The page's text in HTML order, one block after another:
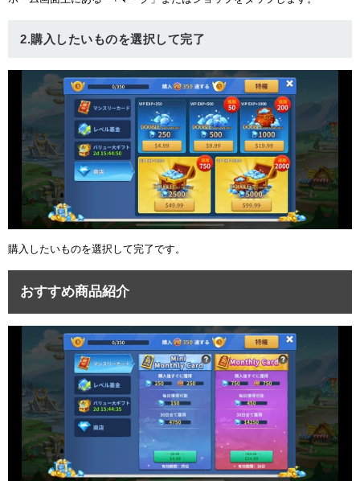
ュー
2.購入したいものを選択して完了
購入したいものを選択して完了です。
おすすめ商品紹介